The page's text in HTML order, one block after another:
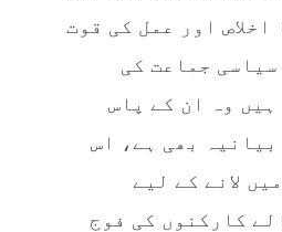
اخلاص اور عمل کی قوت
سیاسی جماعت کی
وہ ان کے پاس
بیانیہ بھی ہے، اس
لانے کے لیے
کارکنوں کی فوج